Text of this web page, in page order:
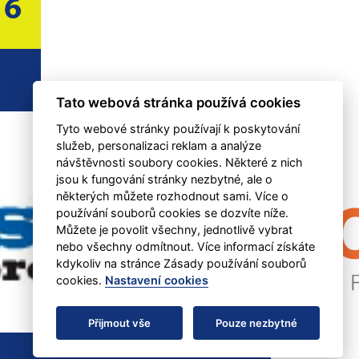
6
Tato webová stránka používá cookies
Tyto webové stránky používají k poskytování
služeb, personalizaci reklam a analýze
návštěvnosti soubory cookies. Některé z nich
jsou k fungování stránky nezbytné, ale o
některých můžete rozhodnout sami. Více o
používání souborů cookies se dozvíte níže.
Můžete je povolit všechny, jednotlivě vybrat
nebo všechny odmítnout. Více informací získáte
kdykoliv na stránce Zásady používání souborů
cookies. Nastavení cookies
Přijmout vše Pouze nezbytné